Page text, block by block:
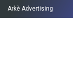
Arkè Advertising